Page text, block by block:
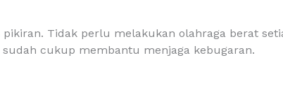
Tidak perlu melakukan olahraga berat
cukup membantu menjaga kebugaran.